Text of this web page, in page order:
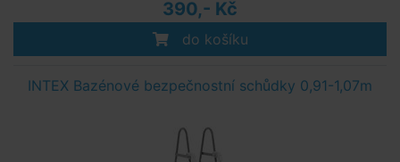
390,- Kč
do košíku
INTEX Bazénové bezpečnostní schůdky 0,91-1,07m